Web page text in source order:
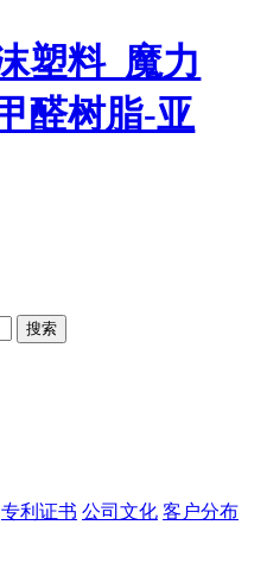
专利证书 公司文化 客户分布